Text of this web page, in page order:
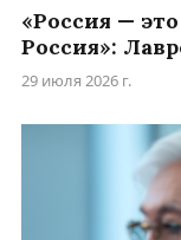
«Россия —
Россия»:
29 июля 2026 г.